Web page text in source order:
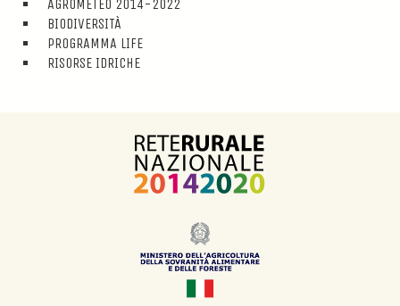
AGROMETEO 2014-2022
BIODIVERSITÀ
PROGRAMMA LIFE
RISORSE IDRICHE